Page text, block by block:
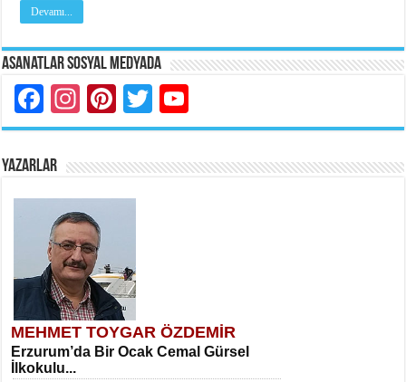
Devamı...
Asanatlar Sosyal Medyada
Facebook
Instagram
Pinterest
Twitter
YAZARLAR
MEHMET TOYGAR ÖZDEMİR
Erzurum’da Bir Ocak Cemal Gürsel
İlkokulu...